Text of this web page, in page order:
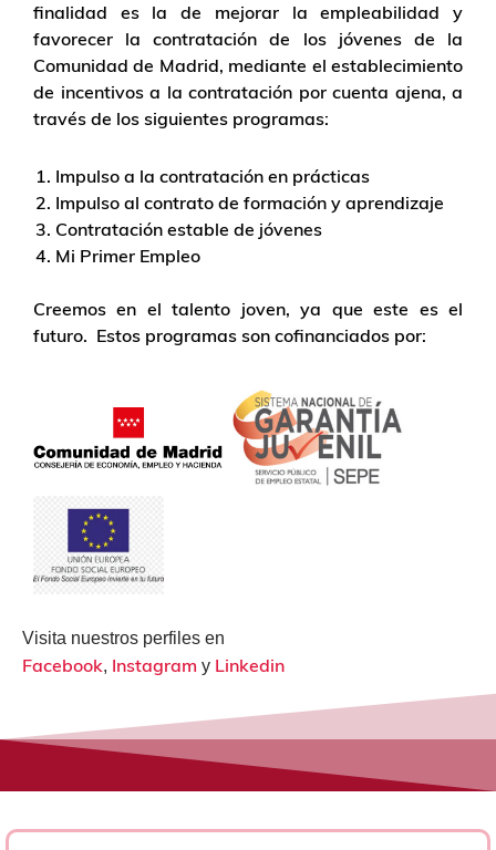
finalidad es la de mejorar la empleabilidad y
favorecer la contratación de los jóvenes de la
Comunidad de Madrid, mediante el establecimiento
de incentivos a la contratación por cuenta ajena, a
través de los siguientes programas:
Impulso a la contratación en prácticas
Impulso al contrato de formación y aprendizaje
Contratación estable de jóvenes
Mi Primer Empleo
Creemos en el talento joven, ya que este es el
futuro. Estos programas son cofinanciados por:
Visita nuestros perfiles en
Facebook, Instagram y Linkedin